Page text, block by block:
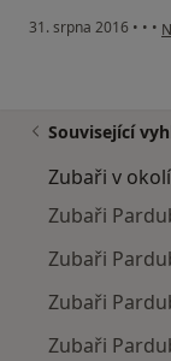
31. srpna 2016 • • •
Související
Zubaři v okolí
Zubaři
Zubaři
Zubaři
Zubaři